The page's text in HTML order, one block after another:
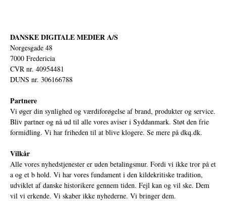
DANSKE DIGITALE MEDIER A/S
Norgesgade 48
7000 Fredericia
CVR nr. 40954481
DUNS nr. 306166788
Partnere
Vi øger din synlighed og værdiforøgelse af brand, produkter og service.
Bliv partner og nå ud til alle vores aviser i Syddanmark. Støt den frie
formidling. Vi har friheden til at blive klogere. Se mere på dkq.dk.
Vilkår
Alle vores nyhedstjenester er uden betalingsmur. Fordi vi ikke tror på et
a og et b hold. Vi har vores fundament i den kildekritiske tradition,
udviklet af danske historikere gennem tiden. Fejl kan og vil ske. Dem
vil vi erkende. Vi skaber ikke nyhederne. Vi bringer dem.